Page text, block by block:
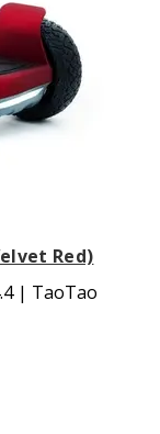
Red)
| TaoTao